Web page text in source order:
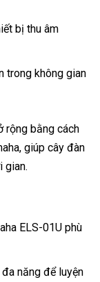
bị thu âm
trong không gian
rộng bằng cách
giúp cây đàn
gian.
ELS-01U phù
năng để luyện